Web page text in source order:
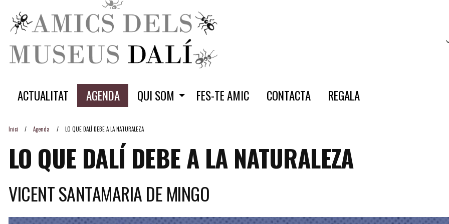
ACTUALITAT AGENDA QUI SOM FES-TE AMIC CONTACTA REGALA
Inici Agenda LO QUE DALÍ DEBE A LA NATURALEZA
LO QUE DALÍ DEBE A LA NATURALEZA
VICENT SANTAMARIA DE MINGO